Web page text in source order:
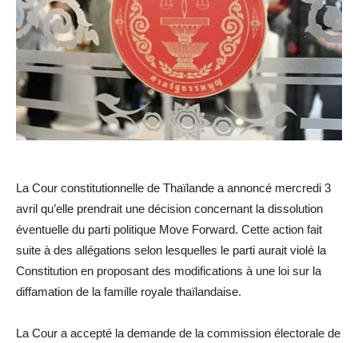
La Cour constitutionnelle de Thaïlande a annoncé mercredi 3
avril qu’elle prendrait une décision concernant la dissolution
éventuelle du parti politique Move Forward. Cette action fait
suite à des allégations selon lesquelles le parti aurait violé la
Constitution en proposant des modifications à une loi sur la
diffamation de la famille royale thaïlandaise.
La Cour a accepté la demande de la commission électorale de